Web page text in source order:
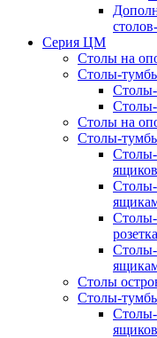
Серия ЦМ
Столы на
Столы-
Столы на
Столы-
Столы-
Столы
Столы-
Столы-